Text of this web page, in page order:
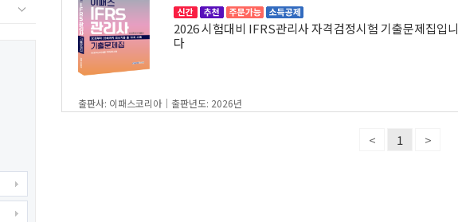
2026 시험대비 IFRS관리사 자격검정시험 기출문제집입니
다
출판사: 이패스코리아｜출판년도: 2026년
< 1 >